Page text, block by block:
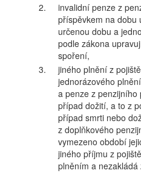
2.
invalidní penze z
příspěvkem na dobu
určenou dobu a
podle zákona
spoření,
3.
jiného plnění z
jednorázového
a penze z
případ dožití, a to z
případ smrti nebo
z doplňkového
vymezeno období
jiného příjmu z
plněním a nezakládá